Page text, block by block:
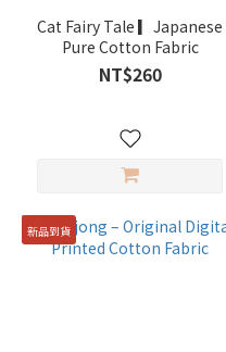
坊
(20)
RACCOON
Lumiere
(10)
Cat Fairy Tale ▎Japanese
Pure Cotton Fabric
NT$260
新品到貨